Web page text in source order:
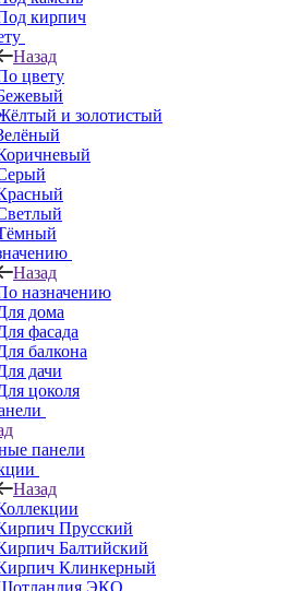
кирпич
Назад
цвету
и золотистый
Назад
назначению
дома
фасада
балкона
дачи
цоколя
панели
Назад
Прусский
Балтийский
Клинкерный
ЭКО